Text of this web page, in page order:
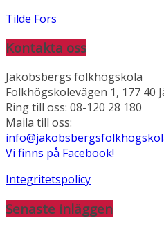
Tilde Fors
Kontakta oss
Jakobsbergs folkhögskola
Folkhögskolevägen 1, 177 40
Ring till oss: 08-120 28 180
Maila till oss:
Vi finns på Facebook!
Integritetspolicy
Senaste inläggen